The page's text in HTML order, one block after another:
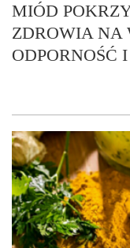
MIÓD
ZDROWIA NA
ODPORNOŚĆ